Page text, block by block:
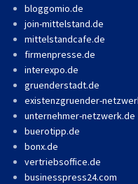
bloggomio.de
join-mittelstand.de
mittelstandcafe.de
firmenpresse.de
interexpo.de
gruenderstadt.de
existenzgruender-
unternehmer-netzwerk.de
buerotipp.de
bonx.de
vertriebsoffice.de
businesspress24.com